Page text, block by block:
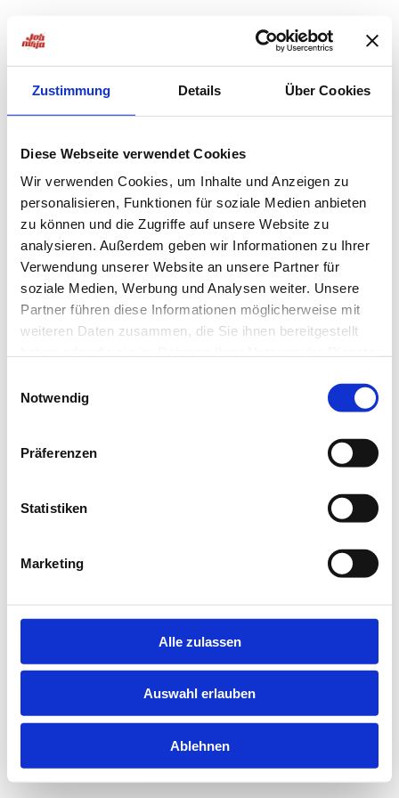
Zustimmung Details Über Cookies
Diese Webseite verwendet Cookies
Wir verwenden Cookies, um Inhalte und Anzeigen zu
personalisieren, Funktionen für soziale Medien anbieten
zu können und die Zugriffe auf unsere Website zu
analysieren. Außerdem geben wir Informationen zu Ihrer
Verwendung unserer Website an unsere Partner für
soziale Medien, Werbung und Analysen weiter. Unsere
Partner führen diese Informationen möglicherweise mit
weiteren Daten zusammen, die Sie ihnen bereitgestellt
Notwendig
Präferenzen
Statistiken
Marketing
Alle zulassen
Auswahl erlauben
Ablehnen
loadingjobninja.com
for more